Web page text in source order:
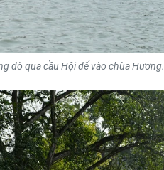
đò qua cầu Hội để vào chùa Hương.